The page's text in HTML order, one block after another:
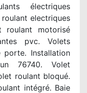
électriques
electriques
roulant motorisé
pvc. Volets
porte. Installation
76740. Volet
roulant bloqué.
intégré. Baie